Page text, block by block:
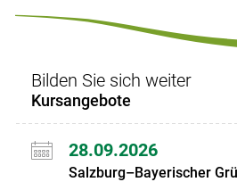
Bilden Sie sich weiter
Kursangebote
28.09.2026
Salzburg–Bayerischer